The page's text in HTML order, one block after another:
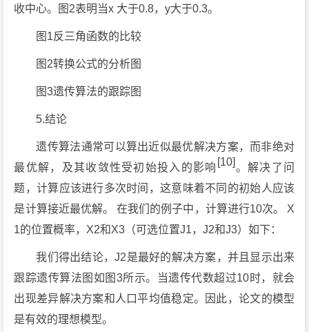
收中心。图2表明当x 大于0.8，y大于0.3。
图1反三角函数的比较
图2转换公式的分析图
图3遗传算法的跟踪图
5.结论
遗传算法通常可以算出近似最优解决方案，而非绝对
最优解，及其收敛性受初始投入的影响 [10]。解决了问
题，计算应该进行多次时间，这意味着不同的初始人应该
是计算接近最优解。 在我们的例子中，计算进行10次。 X
1的位置概率，X2和X3（可选位置J1，J2和J3）如下：
我们得出结论，J2是最好的解决方案，并且显示出来
跟踪遗传算法图如图3所示。当遗传代数超过10时，就会
出现差异解决方案和人口平均值稳定。因此，论文的模型
是有效的理想模型。